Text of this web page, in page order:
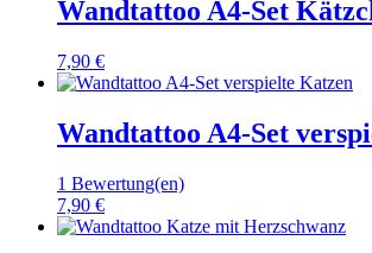
Wandtattoo A4-Set
7,90 €
Wandtattoo A4-Set
1 Bewertung(en)
7,90 €